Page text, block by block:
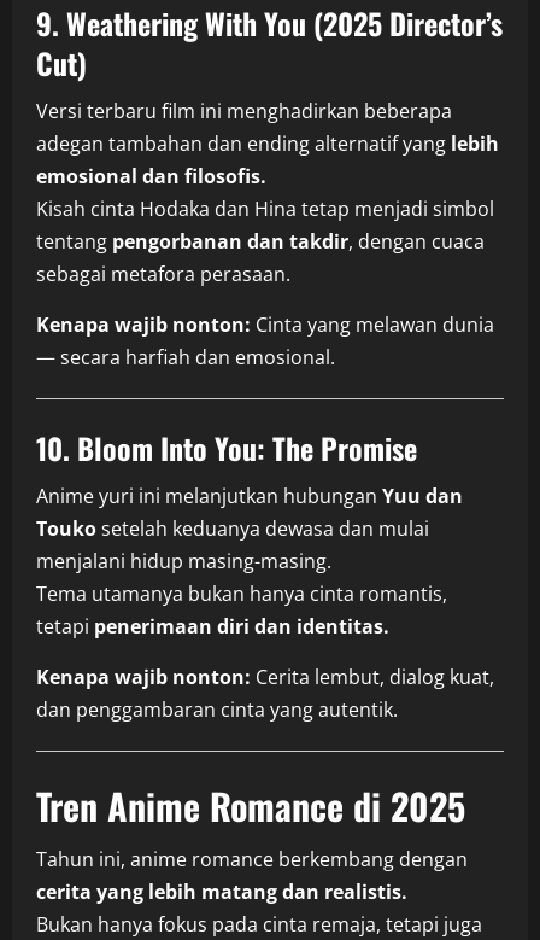
9. Weathering With You (2025 Director’s
Cut)
Versi terbaru film ini menghadirkan beberapa
adegan tambahan dan ending alternatif yang lebih
emosional dan filosofis.
Kisah cinta Hodaka dan Hina tetap menjadi simbol
tentang pengorbanan dan takdir, dengan cuaca
sebagai metafora perasaan.
Kenapa wajib nonton: Cinta yang melawan dunia
— secara harfiah dan emosional.
10. Bloom Into You: The Promise
Anime yuri ini melanjutkan hubungan Yuu dan
Toukosetelah keduanya dewasa dan mulai
menjalani hidup masing-masing.
Tema utamanya bukan hanya cinta romantis,
tetapi penerimaan diri dan identitas.
Kenapa wajib nonton: Cerita lembut, dialog kuat,
dan penggambaran cinta yang autentik.
Tren Anime Romance di 2025
Tahun ini, anime romance berkembang dengan
cerita yang lebih matang dan realistis.
Bukan hanya fokus pada cinta remaja, tetapi juga